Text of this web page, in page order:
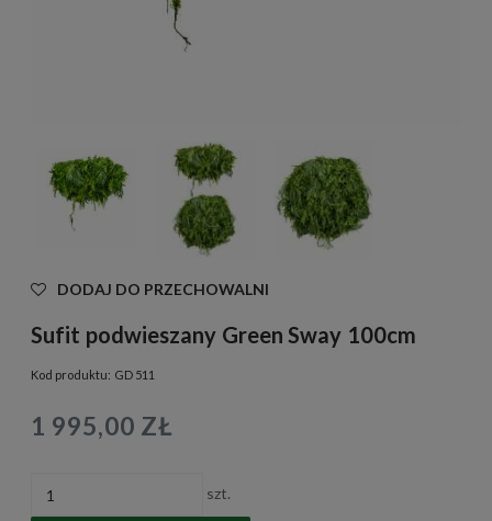
DODAJ DO PRZECHOWALNI
Sufit podwieszany Green Sway 100cm
Kod produktu: GD 511
1 995,00 ZŁ
szt.